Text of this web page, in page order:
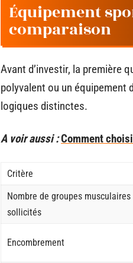
Équipement
comparaison
Avant d’investir, la première
polyvalent ou un équipement
logiques distinctes.
A voir aussi :Comment
Critère
Nombre de groupes musculaires
sollicités
Encombrement